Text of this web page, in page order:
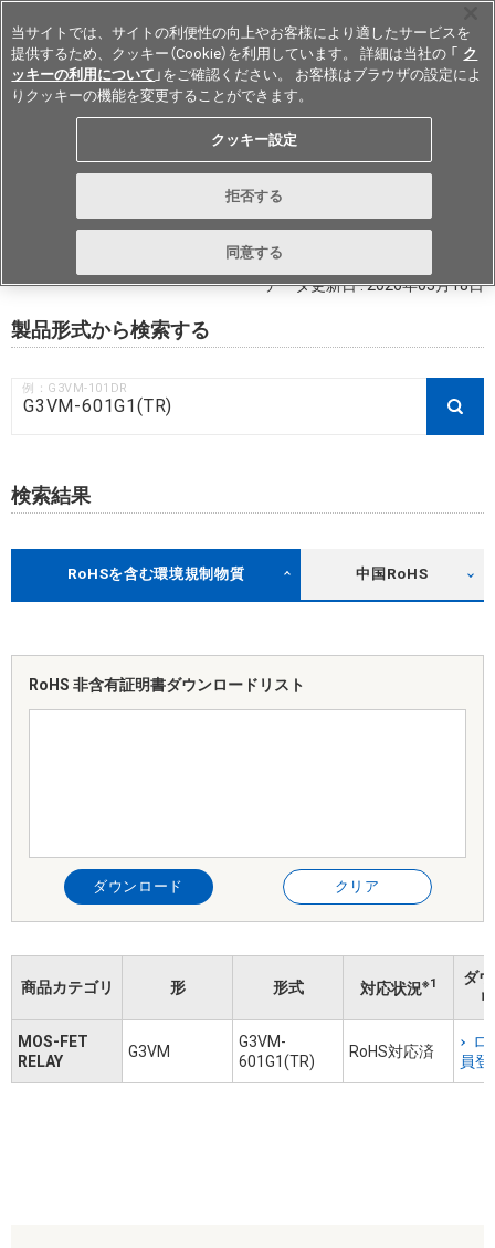
Japan
RoHS対応状況 / 非含有証明書ダウ
ンロード
データ更新日 : 2026年03月18日
製品形式から検索する
例：G3VM-101DR
検索結果
RoHSを含む環境規制物質 中国RoHS
RoHS 非含有証明書ダウンロードリスト
ダウンロード クリア
商品カテゴリ 形 形式 対応状況※1
ダ
MOS-FET
RELAY
G3VM
G3VM-
601G1(TR)
RoHS対応済
ロ
員登
当サイトでは、サイトの利便性の向上やお客様により適したサービスを
提供するため、クッキー（Cookie）を利用しています。 詳細は当社の 「 ク
ッキーの利用について 」をご確認ください。 お客様はブラウザの設定によ
りクッキーの機能を変更することができます。
クッキー設定
拒否する
同意する